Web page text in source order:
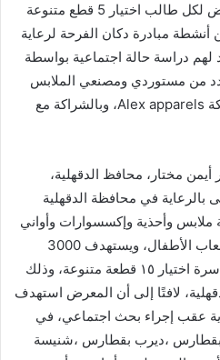
طالب وطالبة، حيث يتيح المعرض لكل طالب اختيار 5 قطع متنوعة
مبادرة دكان الفرحة لرعاية
لهم دراسة حالة اجتماعية بواسطة
من مستوردي ومصنعي الملابس
الجاهزة، ومنها تاي هاوس وشركة Alex apparels، وبالشراكة مع
مختار، محافظ الدقهلية،
بالرعاية في محافظة الدقهلية
30 ألف قطعة ملابس وأحذية وإكسسوارات وأواني
للطهي ومفروشات، فضلًا عن ألعاب الأطفال، ويستهدف 3000
أسرة، حيث يتيح المعرض لكل أسرة اختيار ١٥ قطعة متنوعة، وذلك
لافتًا إلى أن المعرض استهدف
عقب إجراء بحث اجتماعي، في
بقطارس ،ديرب بقطارس ،شنيسة